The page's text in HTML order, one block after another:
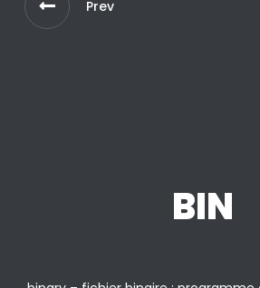
Prev
BIN